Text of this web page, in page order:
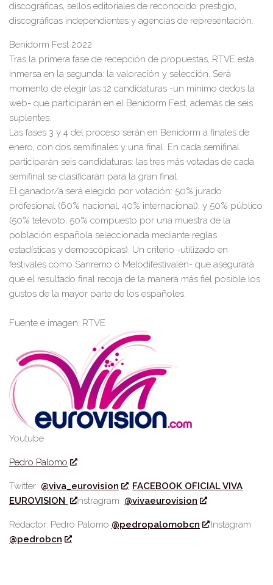
discográficas, sellos editoriales de reconocido prestigio,
discográficas independientes y agencias de representación.
Benidorm Fest 2022
Tras la primera fase de recepción de propuestas, RTVE está
inmersa en la segunda: la valoración y selección. Será
momento de elegir las 12 candidaturas -un mínimo dedos la
web- que participarán en el Benidorm Fest, además de seis
suplentes.
Las fases 3 y 4 del proceso serán en Benidorm a finales de
enero, con dos semifinales y una final. En cada semifinal
participarán seis candidaturas: las tres más votadas de cada
semifinal se clasificarán para la gran final.
El ganador/a será elegido por votación: 50% jurado
profesional (60% nacional, 40% internacional); y 50% público
(50% televoto, 50% compuesto por una muestra de la
población española seleccionada mediante reglas
estadísticas y demoscópicas). Un criterio -utilizado en
festivales como Sanremo o Melodifestivalen- que asegurará
que el resultado final recoja de la manera más fiel posible los
gustos de la mayor parte de los españoles.
Fuente e imagen: RTVE
Youtube
Pedro Palomo
Twitter @viva_eurovision
FACEBOOK OFICIAL VIVA
EUROVISION
Instragram @vivaeurovision
Redactor: Pedro Palomo @pedropalomobcn
Instagram
@pedrobcn